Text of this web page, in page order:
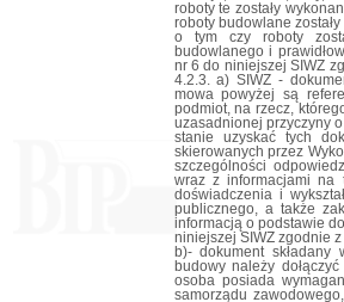
roboty te zostały
roboty budowlane
o tym czy roboty
budowlanego i
nr 6 do niniejszej SIWZ
4.2.3. a) SIWZ -
mowa powyżej są
podmiot, na rzecz,
uzasadnionej przyczyny
stanie uzyskać tych
skierowanych przez
szczególności
wraz z informacjami na
doświadczenia i
publicznego, a także
informacją o podstawie
niniejszej SIWZ zgodnie
b)- dokument
budowy należy
osoba posiada
samorządu